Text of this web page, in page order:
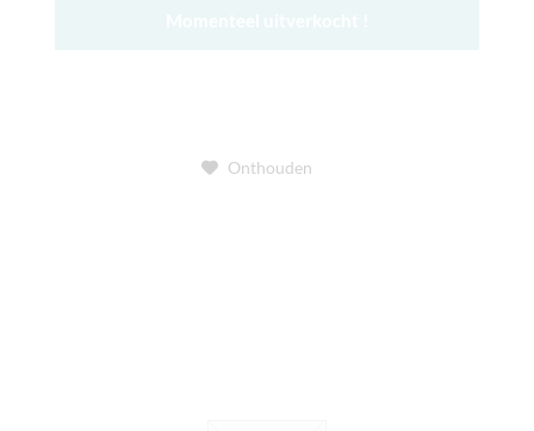
Onthouden